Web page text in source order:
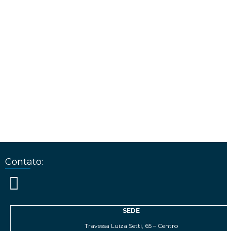
Contato:
SEDE
Travessa Luiza Setti, 65 – Centro